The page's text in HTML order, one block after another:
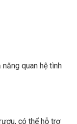
quan hệ tình
có thể hỗ trợ